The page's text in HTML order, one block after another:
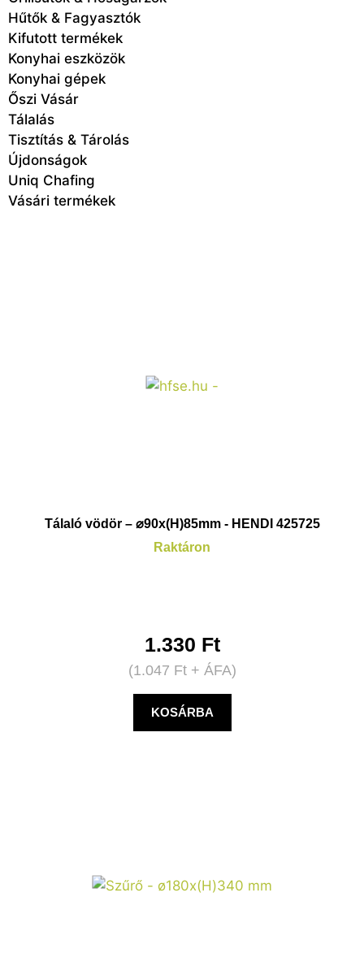
Hűtők & Fagyasztók
Kifutott termékek
Konyhai eszközök
Konyhai gépek
Őszi Vásár
Tálalás
Tisztítás & Tárolás
Újdonságok
Uniq Chafing
Vásári termékek
Tálaló vödör – ⌀90x(H)85mm - HENDI 425725
Raktáron
1.330 Ft
(1.047 Ft+ ÁFA)
KOSÁRBA